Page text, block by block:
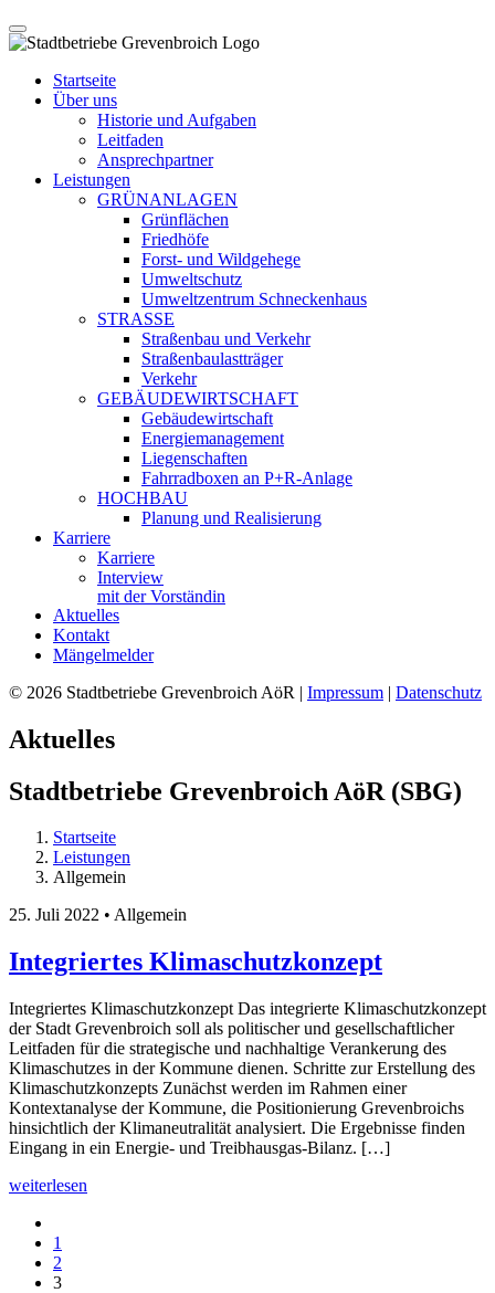
Startseite
Über uns
Historie und Aufgaben
Leitfaden
Ansprechpartner
Leistungen
GRÜNANLAGEN
Grünflächen
Friedhöfe
Forst- und Wildgehege
Umweltschutz
Umweltzentrum Schneckenhaus
STRASSE
Straßenbau und Verkehr
Straßenbaulastträger
Verkehr
GEBÄUDEWIRTSCHAFT
Gebäudewirtschaft
Energiemanagement
Liegenschaften
Fahrradboxen an P+R-Anlage
HOCHBAU
Planung und Realisierung
Karriere
Karriere
Interview
mit der Vorständin
Aktuelles
Kontakt
Mängelmelder
© 2026 Stadtbetriebe Grevenbroich AöR | Impressum | Datenschutz
Aktuelles
Stadtbetriebe Grevenbroich AöR (SBG)
Startseite
Leistungen
Allgemein
25. Juli 2022 • Allgemein
Integriertes Klimaschutzkonzept
Integriertes Klimaschutzkonzept Das integrierte Klimaschutzkonzept
der Stadt Grevenbroich soll als politischer und gesellschaftlicher
Leitfaden für die strategische und nachhaltige Verankerung des
Klimaschutzes in der Kommune dienen. Schritte zur Erstellung des
Klimaschutzkonzepts Zunächst werden im Rahmen einer
Kontextanalyse der Kommune, die Positionierung Grevenbroichs
hinsichtlich der Klimaneutralität analysiert. Die Ergebnisse finden
Eingang in ein Energie- und Treibhausgas-Bilanz. […]
weiterlesen
1
2
3